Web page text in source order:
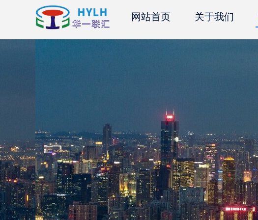
网站首页 关于我们